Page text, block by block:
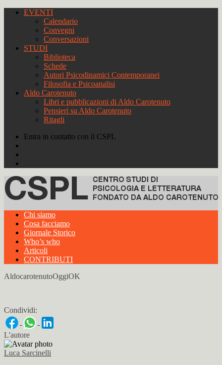
EVENTI
Calendario
Convegni
Conversazioni
STUDI
Biblioteca
Schede
Autori Psicodinamici Contemporanei
Filosofia e Psicoanalisi
Aldo Carotenuto
Libri e pubblicazioni di Aldo Carotenuto
Pensieri su Aldo Carotenuto
Ritagli
Entra in contatto con il CSPL
Chi siamo
Cosa facciamo
Giornale Storico
Who’s who
Articoli
CONTRIBUTI
AldocarotenutoOggiOK
Condividi:
L'autore
Luca Sarcinelli